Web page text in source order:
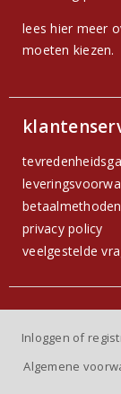
lees hier meer
moeten kiezen.
betaalmethoden
privacy policy
veelgestelde
Inloggen of
Algemene